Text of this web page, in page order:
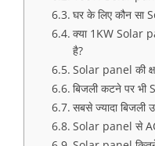
100W Solar
घर के लिए कौन सा
क्या 1KW Solar
कर सकता है?
Solar panel की
बिजली कटने पर भी
सबसे ज्यादा बिजली
सा है?